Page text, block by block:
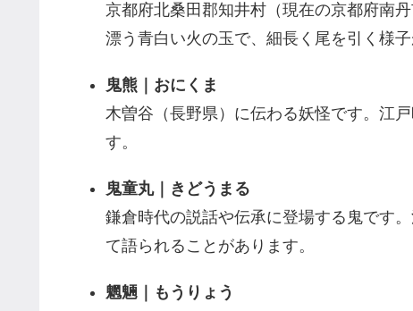
京都府北桑田郡知井村（現在の京都府南
漂う青白い火の玉で、細長く尾を引く様
鬼熊｜おにくま
木曽谷（長野県）に伝わる妖怪です。江
す。
鬼童丸｜きどうまる
鎌倉時代の説話や伝承に登場する鬼です
て語られることがあります。
魍魎｜もうりょう